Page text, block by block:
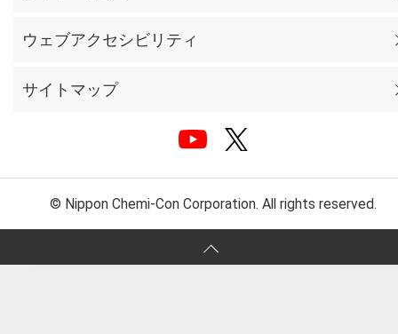
ウェブアクセシビリティ
サイトマップ
© Nippon Chemi-Con Corporation. All rights reserved.